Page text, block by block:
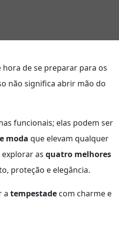
hora de se preparar para os
não significa abrir mão do
funcionais; elas podem ser
moda que elevam qualquer
as quatro melhores
proteção e elegância.
a tempestade com charme e